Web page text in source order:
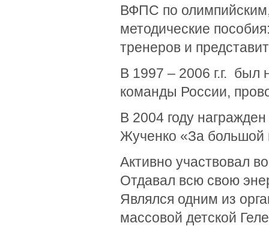
ВФПС по
методические
тренеров и
В 1997 – 2006 г.г.
команды России,
В 2004 году
Жученко «За большой
Активно участвовал
Отдавал всю свою
Являлся одним из
массовой детской